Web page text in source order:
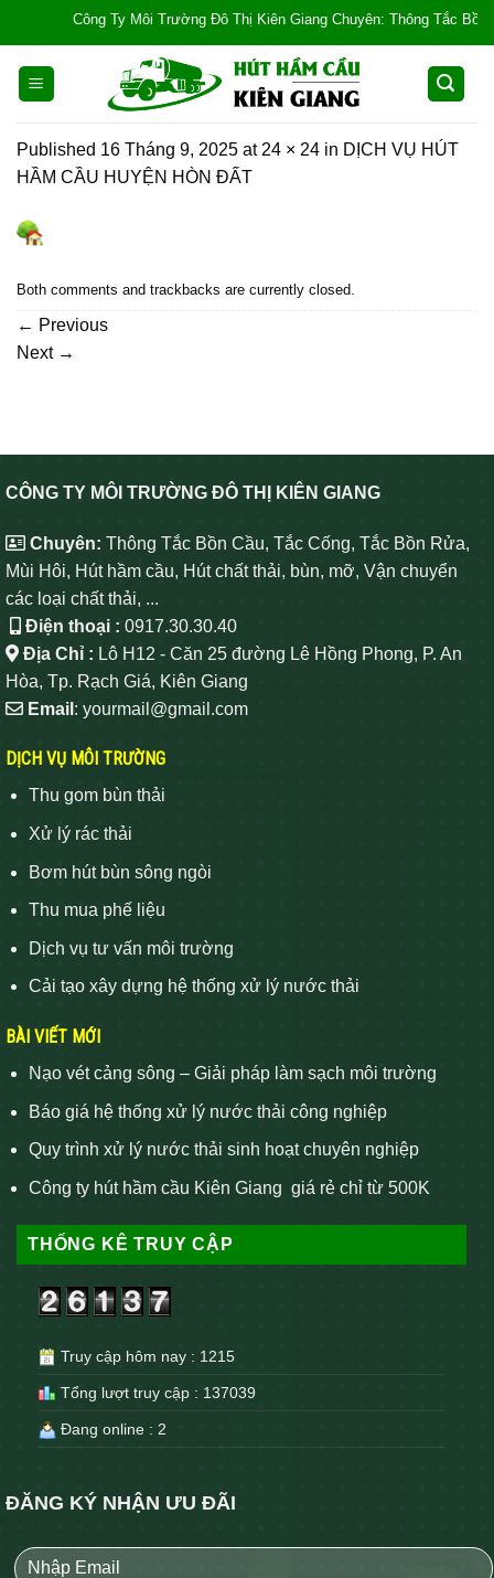
content
Công Ty Môi Trường Đô Thị Kiên Giang Chuyên: Thông Tắc Bồn
Published 16 Tháng 9, 2025 at 24 × 24 in DỊCH VỤ HÚT
HẦM CẦU HUYỆN HÒN ĐẤT
Both comments and trackbacks are currently closed.
← Previous
Next →
CÔNG TY MÔI TRƯỜNG ĐÔ THỊ KIÊN GIANG
Chuyên: Thông Tắc Bồn Cầu, Tắc Cống, Tắc Bồn Rửa,
Mùi Hôi, Hút hầm cầu, Hút chất thải, bùn, mỡ, Vận chuyển
các loại chất thải, ...
Điện thoại : 0917.30.30.40
Địa Chỉ : Lô H12 - Căn 25 đường Lê Hồng Phong, P. An
Hòa, Tp. Rạch Giá, Kiên Giang
Email : yourmail@gmail.com
DỊCH VỤ MÔI TRƯỜNG
Thu gom bùn thải
Xử lý rác thải
Bơm hút bùn sông ngòi
Thu mua phế liệu
Dịch vụ tư vấn môi trường
Cải tạo xây dựng hệ thống xử lý nước thải
BÀI VIẾT MỚI
Nạo vét cảng sông – Giải pháp làm sạch môi trường
Báo giá hệ thống xử lý nước thải công nghiệp
Quy trình xử lý nước thải sinh hoạt chuyên nghiệp
Công ty hút hầm cầu Kiên Giang giá rẻ chỉ từ 500K
THỐNG KÊ TRUY CẬP
Truy cập hôm nay : 1215
Tổng lượt truy cập : 137039
Đang online : 2
ĐĂNG KÝ NHẬN ƯU ĐÃI